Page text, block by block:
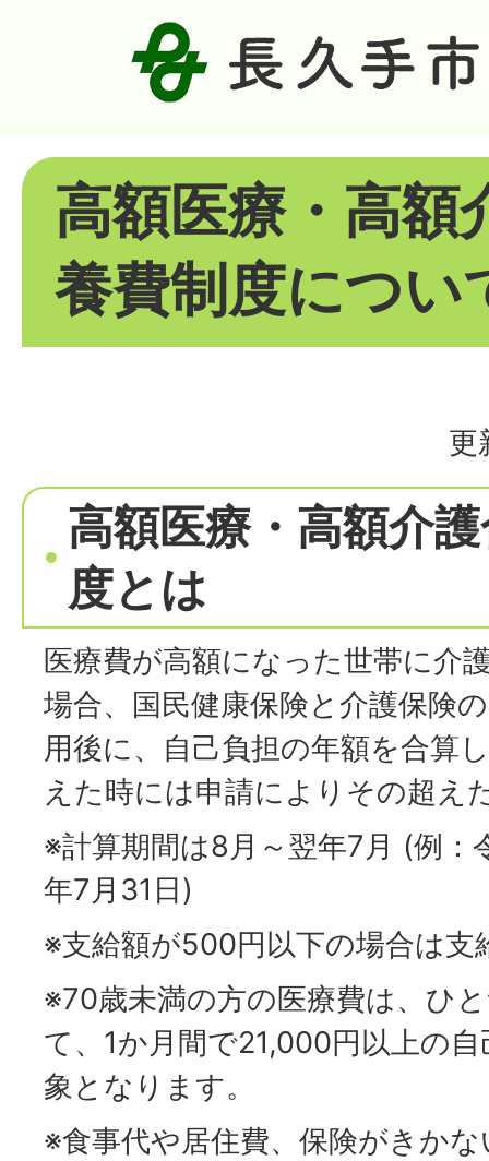
高額医療・高額
養費制度につい
更
高額医療・高額介
度とは
医療費が高額になった世帯に介
場合、国民健康保険と介護保険
用後に、自己負担の年額を合算
えた時には申請によりその超え
※計算期間は8月～翌年7月 (例：
年7月31日)
※支給額が500円以下の場合は
※70歳未満の方の医療費は、ひ
て、1か月間で21,000円以上の
象となります。
※食事代や居住費、保険がきか